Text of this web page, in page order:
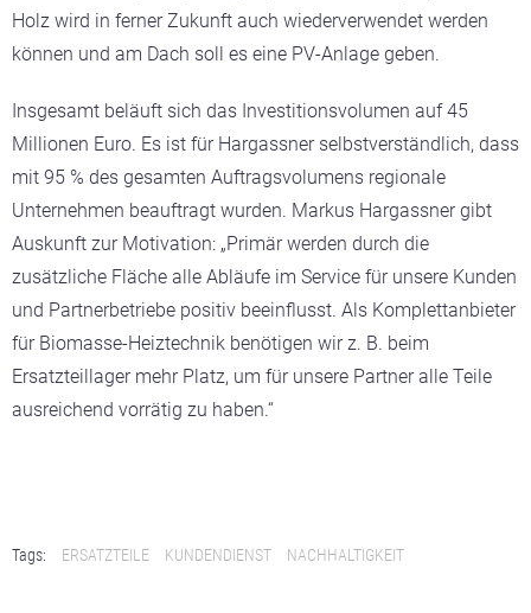
Holz wird in ferner Zukunft auch wiederverwendet werden
können und am Dach soll es eine PV-Anlage geben.
Insgesamt beläuft sich das Investitionsvolumen auf 45
Millionen Euro. Es ist für Hargassner selbstverständlich, dass
mit 95 % des gesamten Auftragsvolumens regionale
Unternehmen beauftragt wurden. Markus Hargassner gibt
Auskunft zur Motivation: „Primär werden durch die
zusätzliche Fläche alle Abläufe im Service für unsere Kunden
und Partnerbetriebe positiv beeinflusst. Als Komplettanbieter
für Biomasse-Heiztechnik benötigen wir z. B. beim
Ersatzteillager mehr Platz, um für unsere Partner alle Teile
ausreichend vorrätig zu haben.“
Tags: ERSATZTEILE KUNDENDIENST NACHHALTIGKEIT